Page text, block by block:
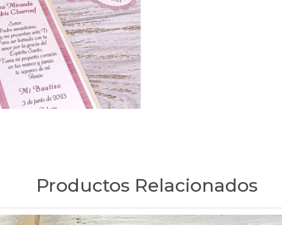
Productos Relacionados